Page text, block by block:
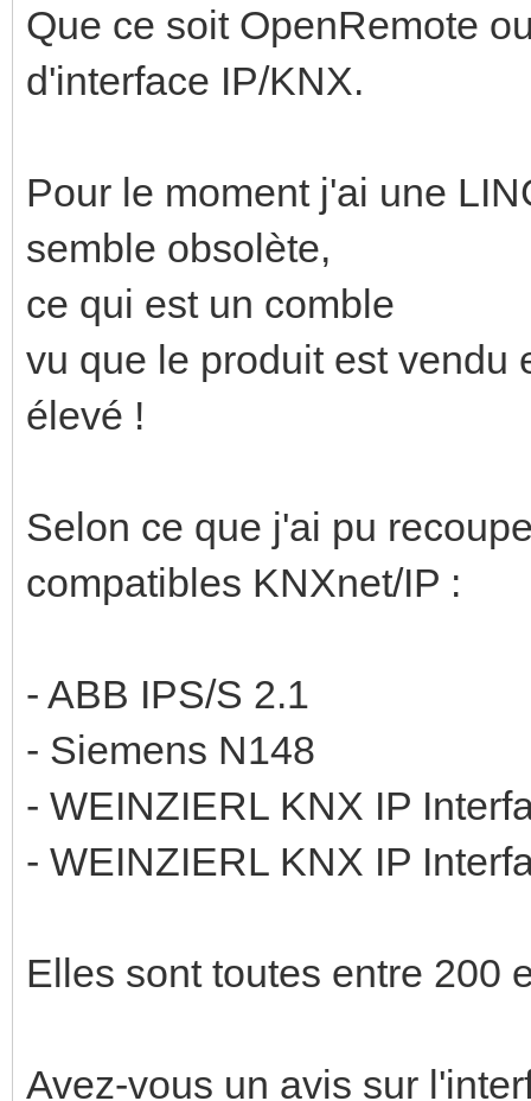
Que ce soit OpenRemote
d'interface IP/KNX.
Pour le moment j'ai une
semble obsolète,
ce qui est un comble
vu que le produit est vendu
élevé !
Selon ce que j'ai pu
compatibles KNXnet/IP :
- ABB IPS/S 2.1
- Siemens N148
- WEINZIERL KNX IP
- WEINZIERL KNX IP
Elles sont toutes entre 200
Avez-vous un avis sur